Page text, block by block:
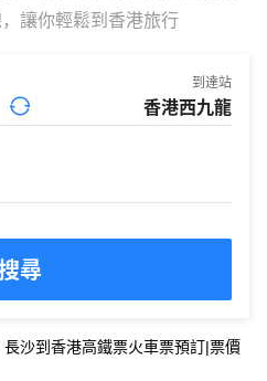
讓你輕鬆到香港旅行
到達站
尋
長沙到香港高鐵票火車票預訂|票價